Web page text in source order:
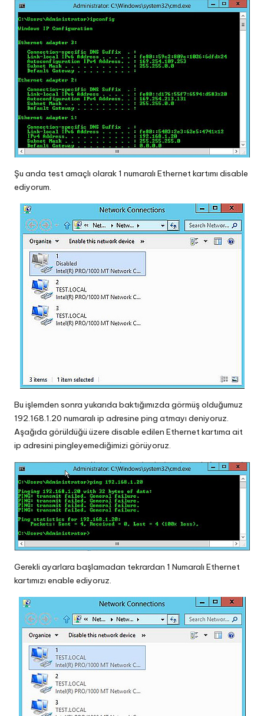
Şu anda test amaçlı olarak 1 numaralı Ethernet kartımı disable
ediyorum.
Bu işlemden sonra yukarıda baktığımızda görmüş olduğumuz
192.168.1.20 numaralı ip adresine ping atmayı deniyoruz.
Aşağıda görüldüğü üzere disable edilen Ethernet kartıma ait
ip adresini pingleyemediğimizi görüyoruz.
Gerekli ayarlara başlamadan tekrardan 1 Numaralı Ethernet
kartımızı enable ediyoruz.